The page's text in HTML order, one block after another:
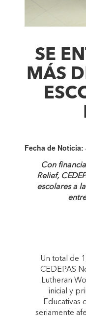
SE
MÁS
Fecha de Noticia:
Con
Relief,
escolares a
Un total de
CEDEPAS
Lutheran
inicial y
Educativas
seriamente